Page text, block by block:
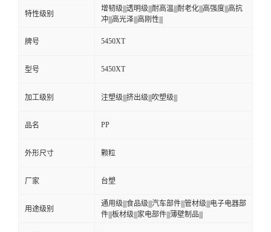
特性级别
增韧级|||透明级|||耐高温|||耐老化|||高强度|||高抗
冲|||高光泽|||高刚性|||
牌号 5450XT
型号 5450XT
加工级别 注塑级|||挤出级|||吹塑级|||
品名 PP
外形尺寸 颗粒
厂家 台塑
用途级别
通用级|||食品级|||汽车部件|||管材级|||电子电器部
件|||板材级|||家电部件|||薄壁制品|||